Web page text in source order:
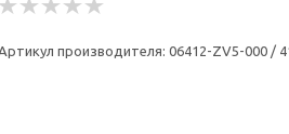
производителя: 06412-ZV5-000 /